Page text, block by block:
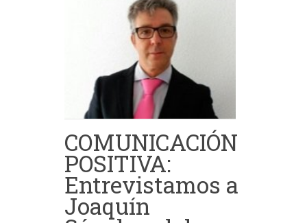
COMUNICACIÓN
POSITIVA:
Entrevistamos a
Joaquín